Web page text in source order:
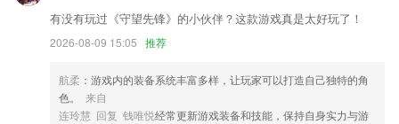
有没有玩过《守望先锋》的小伙伴？这款游戏真是太好玩了！
2026-08-09 15:05 推荐
航柔 ：游戏内的装备系统丰富多样，让玩家可以打造自己独特的角
色。
来自
连玲慧 回复 钱唯悦经常更新游戏装备和技能，保持自身实力与游